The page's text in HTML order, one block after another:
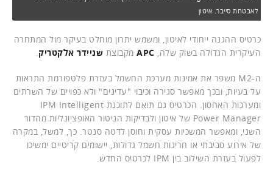
לאבטחת סייבר. איטון
כרטיס ההגנה ייחודי לאיטון, ומשמש יתרון מוחלט בעיקר מול המתחרה
העיקרית הגדולה בשוק שלה,
מקבוצת שניידר אלקטריק.
ה-M2 משפר את אמינות מערכת החשמל בעזרת פלטפורמת התראות
על בעיות, ובכך מאפשר סגירה וכיבוי "עדינים" ולא כפויים של השרתים
ומערכות האחסון. הכרטיס גם תואם לתוכנת IPM Intelligent
Power Manager של איטון ולבדיקות הניטור האופציונליות מהדור
השני, ומאפשר המשכיות עסקית וחוסן לדטה סנטר. כך, למשל, במקרה
של אירוע סביבתי או חריגות חשמל גדולות, יישומים קריטיים ימשיכו
לפעול בעזרת השילוב בין IPM לכרטיס החדש.